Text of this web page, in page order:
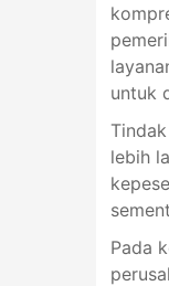
untuk
lebih
Pada